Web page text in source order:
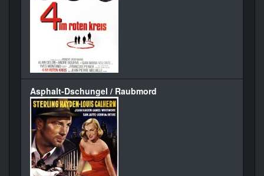
Asphalt-Dschungel / Raubmord